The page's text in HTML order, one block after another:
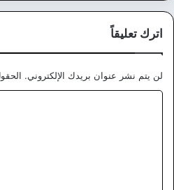
اترك تعليقاً
لن يتم نشر عنوان بريدك الإلكتروني.